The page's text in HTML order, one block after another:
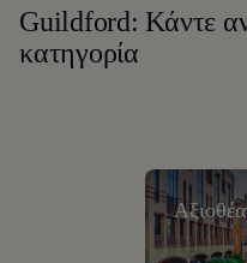
Guildford: Κάντε
κατηγορία